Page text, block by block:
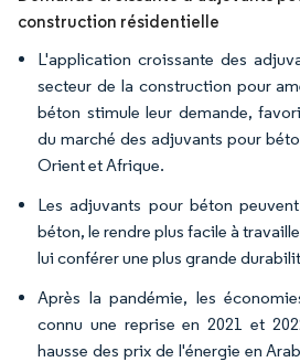
construction résidentielle
L'application croissante des
secteur de la construction pour
béton stimule leur demande,
du marché des adjuvants pour
Orient et Afrique.
Les adjuvants pour béton
béton, le rendre plus facile à
lui conférer une plus grande
Après la pandémie, les
connu une reprise en 2021 et
hausse des prix de l'énergie en